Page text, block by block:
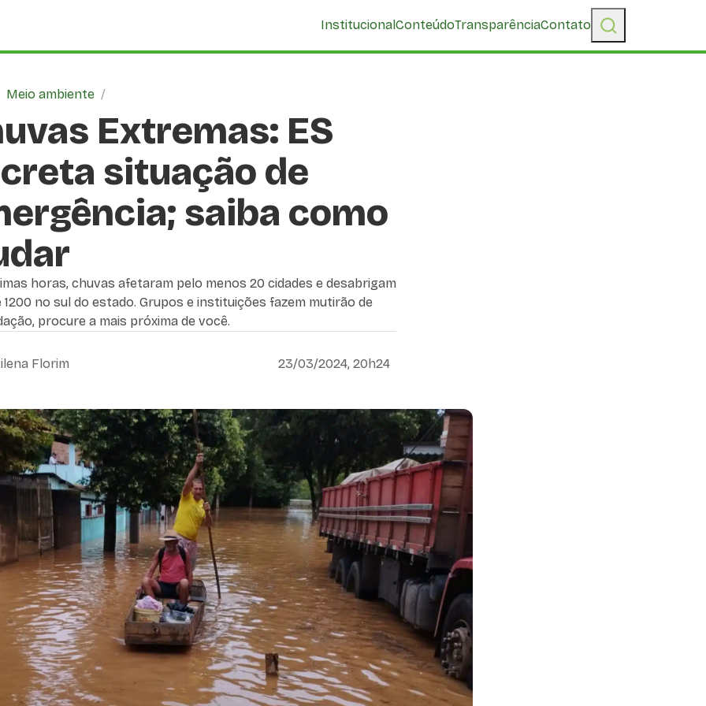
InstitucionalConteúdoTransparênciaContato
Meio ambiente /
Extremas: ES
situação de
saiba como
horas, chuvas afetaram pelo menos 20 cidades e desabrigam
1200 no sul do estado. Grupos e instituições fazem mutirão de
procure a mais próxima de você.
Florim 23/03/2024, 20h24